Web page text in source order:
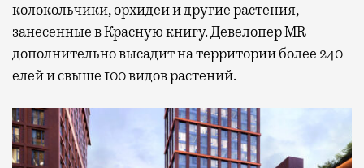
колокольчики, орхидеи и другие растения,
занесенные в Красную книгу. Девелопер MR
дополнительно высадит на территории более 240
елей и свыше 100 видов растений.